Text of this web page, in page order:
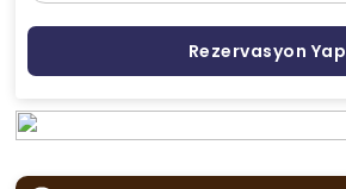
Rezervasyon Yap